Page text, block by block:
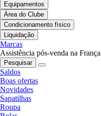
Equipamentos
Área do Clube
Condicionamento físico
Liquidação
Marcas
Assistência pós-venda na França
Pesquisar
Saldos
Boas ofertas
Novidades
Sapatilhas
Roupa